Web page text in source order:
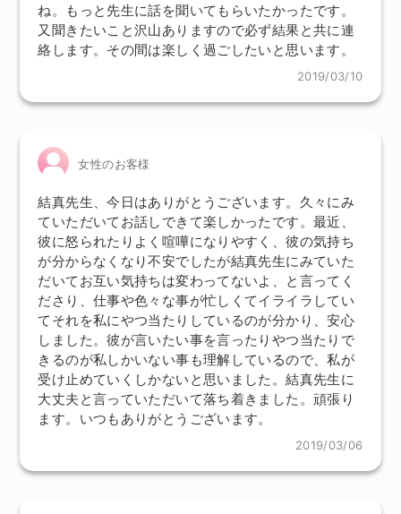
ね。もっと先生に話を聞いてもらいたかったです。
又聞きたいこと沢山ありますので必ず結果と共に連
絡します。その間は楽しく過ごしたいと思います。
2019/03/10
女性のお客様
結真先生、今日はありがとうございます。久々にみ
ていただいてお話しできて楽しかったです。最近、
彼に怒られたりよく喧嘩になりやすく、彼の気持ち
が分からなくなり不安でしたが結真先生にみていた
だいてお互い気持ちは変わってないよ、と言ってく
ださり、仕事や色々な事が忙しくてイライラしてい
てそれを私にやつ当たりしているのが分かり、安心
しました。彼が言いたい事を言ったりやつ当たりで
きるのが私しかいない事も理解しているので、私が
受け止めていくしかないと思いました。結真先生に
大丈夫と言っていただいて落ち着きました。頑張り
ます。いつもありがとうございます。
2019/03/06